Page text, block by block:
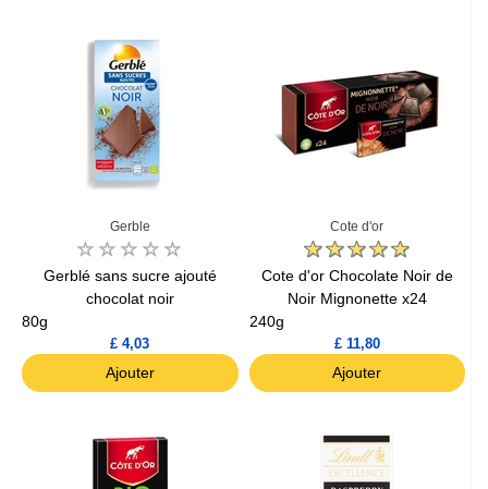
Gerble
Gerblé sans sucre ajouté
chocolat noir
80g
£ 4,03
Ajouter
Cote d'or
Cote d'or Chocolate Noir de
Noir Mignonette x24
240g
£ 11,80
Ajouter